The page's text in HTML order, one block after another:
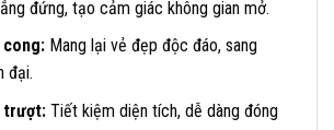
đứng, tạo cảm giác không gian mở.
cong:Mang lại vẻ đẹp độc đáo, sang
đại.
trượt:Tiết kiệm diện tích, dễ dàng đóng